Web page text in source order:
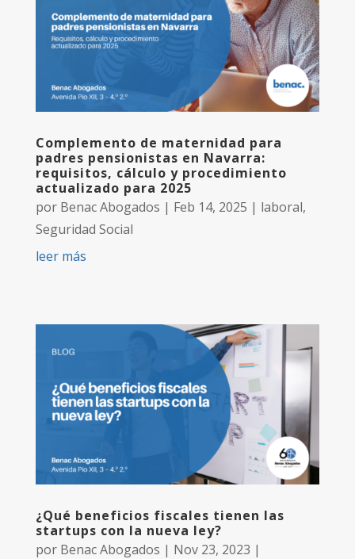
Complemento de maternidad para
padres pensionistas en Navarra:
requisitos, cálculo y procedimiento
actualizado para 2025
por Benac Abogados | Feb 14, 2025 | laboral,
Seguridad Social
leer más
¿Qué beneficios fiscales tienen las
startups con la nueva ley?
por Benac Abogados | Nov 23, 2023 |